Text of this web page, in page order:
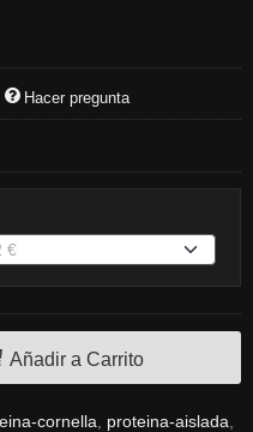
Hacer pregunta
Añadir a Carrito
cornella
proteina-aislada